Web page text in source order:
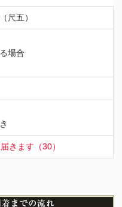
尺五）
場合
きます（30）